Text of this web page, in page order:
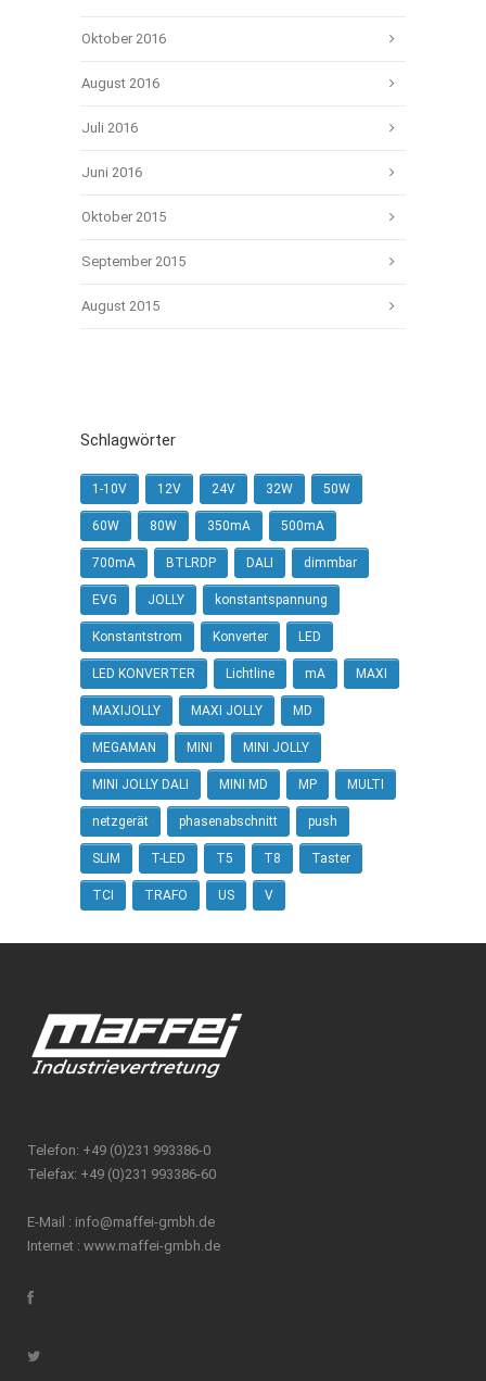
Oktober 2016
August 2016
Juli 2016
Juni 2016
Oktober 2015
September 2015
August 2015
Schlagwörter
1-10V 12V 24V 32W 50W
60W 80W 350mA 500mA
700mA BTLRDP DALI dimmbar
EVG JOLLY konstantspannung
Konstantstrom Konverter LED
LED KONVERTER Lichtline mA MAXI
MAXIJOLLY MAXI JOLLY MD
MEGAMAN MINI MINI JOLLY
MINI JOLLY DALI MINI MD MP MULTI
netzgerät phasenabschnitt push
SLIM T-LED T5 T8 Taster
TCI TRAFO US V
Telefon: +49 (0)231 993386-0
Telefax: +49 (0)231 993386-60
E-Mail : info@maffei-gmbh.de
Internet : www.maffei-gmbh.de